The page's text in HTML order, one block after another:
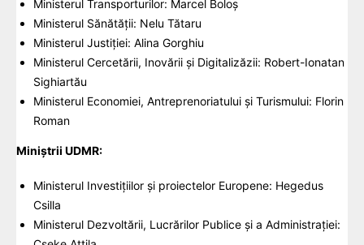
Ministerul Transporturilor: Marcel Boloş
Ministerul Sănătăţii: Nelu Tătaru
Ministerul Justiției: Alina Gorghiu
Ministerul Cercetării, Inovării și Digitalizăzii: Robert-Ionatan
Sighiartău
Ministerul Economiei, Antreprenoriatului și Turismului: Florin
Roman
Miniștrii UDMR:
Ministerul Investițiilor și proiectelor Europene: Hegedus
Csilla
Ministerul Dezvoltării, Lucrărilor Publice și a Administrației: